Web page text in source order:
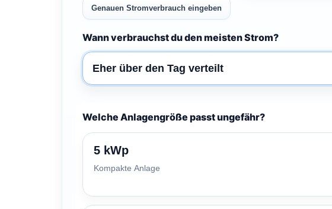
Genauen Stromverbrauch eingeben
Wann verbrauchst du den meisten Strom?
Eher über den Tag verteilt
Welche Anlagengröße passt ungefähr?
5 kWp
Kompakte Anlage